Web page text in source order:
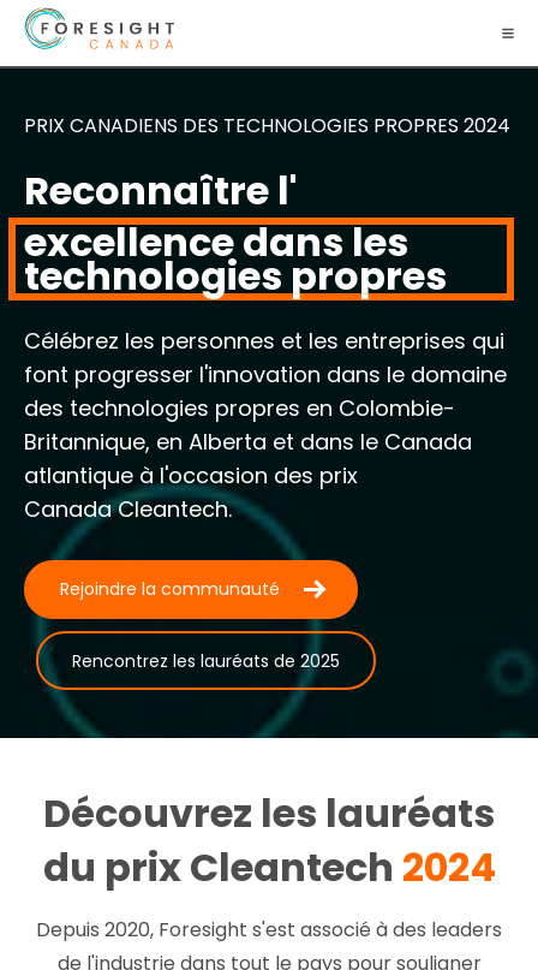
PRIX CANADIENS DES TECHNOLOGIES PROPRES 2024
Reconnaître l'
excellence dans les
technologies propres
Célébrez les personnes et les entreprises qui
font progresser l'innovation dans le domaine
des technologies propres en Colombie-
Britannique, en Alberta et dans le Canada
atlantique à l'occasion des prix
Canada Cleantech.
Rejoindre la communauté
Rencontrez les lauréats de 2025
Découvrez les lauréats
du prix Cleantech 2024
Depuis 2020, Foresight s'est associé à des leaders
de l'industrie dans tout le pays pour souligner